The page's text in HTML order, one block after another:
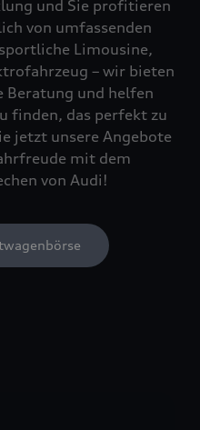
und Sie profitieren
von umfassenden
Limousine,
– wir bieten
Beratung und helfen
finden, das perfekt zu
jetzt unsere Angebote
mit dem
von Audi!